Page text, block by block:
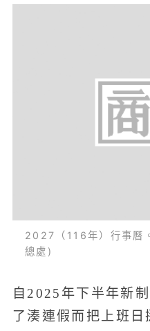
2027（116年）行事曆
總處)
自2025年下半年新
了湊連假而把上班